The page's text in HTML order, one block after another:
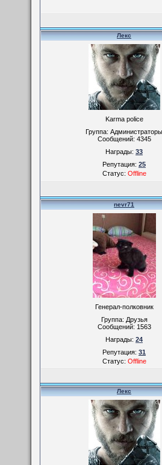
Лекс
Karma police
Группа: Администраторы
Сообщений:4345
Награды:33
Репутация:25
Статус:Offline
nevr71
Генерал-полковник
Группа: Друзья
Сообщений:1563
Награды:24
Репутация:31
Статус:Offline
Лекс